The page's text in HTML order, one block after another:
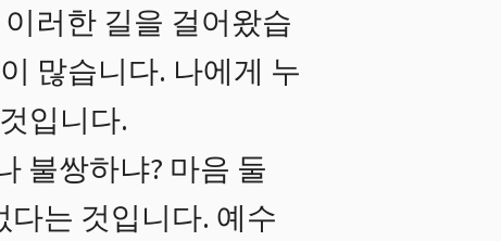
러한 길을 걸어왔습
많습니다. 나에게 누
입니다.
불쌍하냐? 마음 둘
는 것입니다. 예수